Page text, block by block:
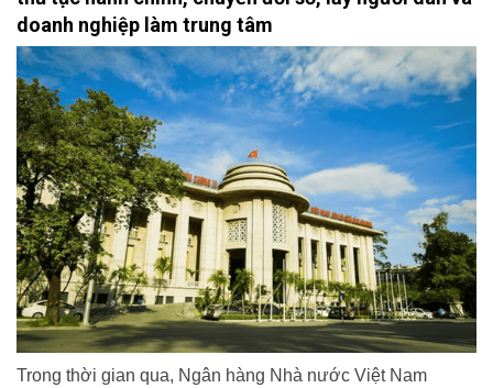
doanh nghiệp làm trung tâm
Trong thời gian qua, Ngân hàng Nhà nước Việt Nam